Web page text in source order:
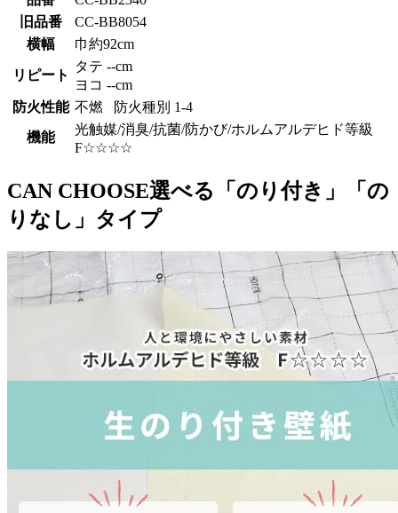
旧品番
CC-BB8054
横幅
巾約92cm
リピート
タテ --cm
ヨコ --cm
防火性能 不燃 防火種別 1-4
機能
光触媒/消臭/抗菌/防かび/ホルムアルデヒド等級
F☆☆☆☆
CAN CHOOSE選べる「のり付き」「の
りなし」タイプ